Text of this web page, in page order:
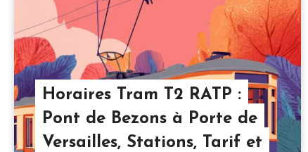
Horaires Tram T2 RATP :
Pont de Bezons à Porte de
Versailles, Stations, Tarif et